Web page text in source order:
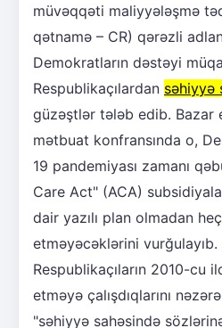
müvəqqəti maliyyələşmə
qətnamə – CR) qərəzli
Demokratların dəstəyi
Respublikaçılardan səhiyyə
güzəştlər tələb edib. Bazar
mətbuat konfransında o,
19 pandemiyası zamanı
Care Act" (ACA)
dair yazılı plan olmadan
etməyəcəklərini
Respublikaçıların 2010-cu
etməyə çalışdıqlarını
"səhiyyə sahəsində